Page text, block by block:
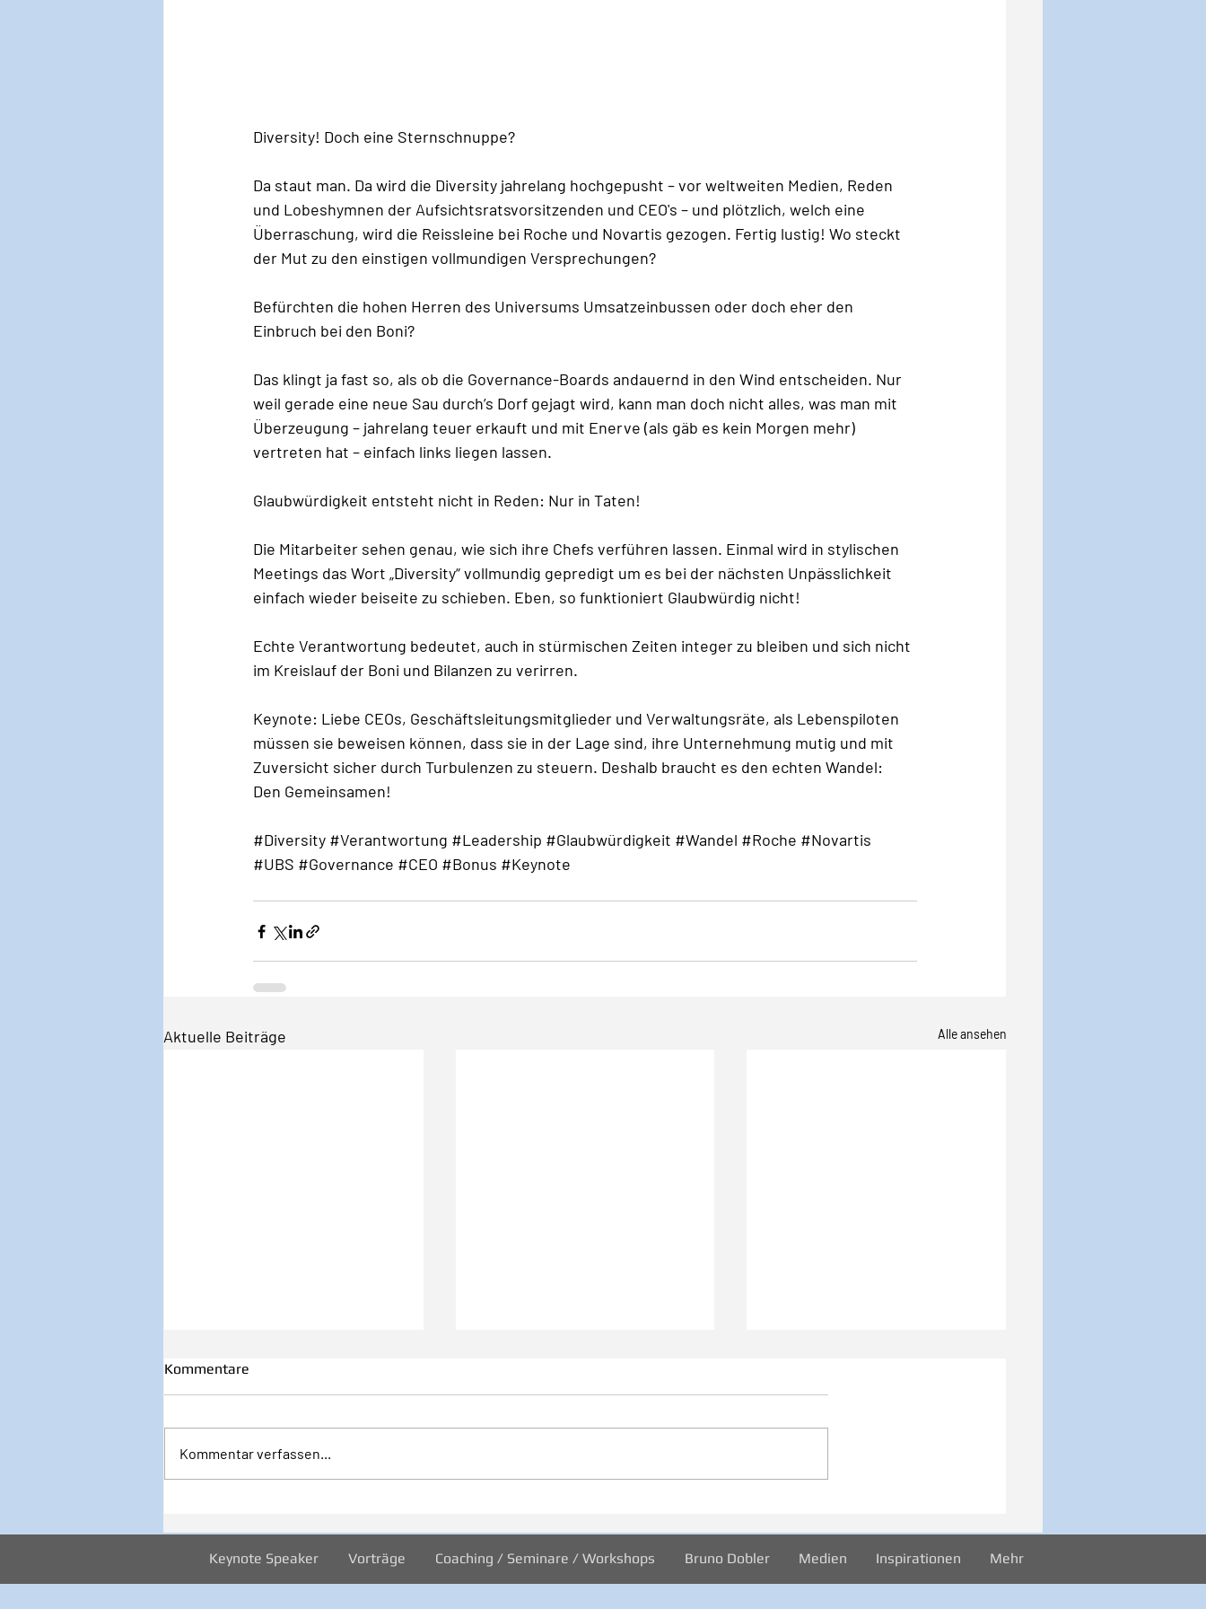
Diversity! Doch eine Sternschnuppe?
Da staut man. Da wird die Diversity jahrelang hochgepusht – vor weltweiten Medien, Reden
und Lobeshymnen der Aufsichtsratsvorsitzenden und CEO's – und plötzlich, welch eine
Überraschung, wird die Reissleine bei Roche und Novartis gezogen. Fertig lustig! Wo steckt
der Mut zu den einstigen vollmundigen Versprechungen?
Befürchten die hohen Herren des Universums Umsatzeinbussen oder doch eher den
Einbruch bei den Boni?
Das klingt ja fast so, als ob die Governance-Boards andauernd in den Wind entscheiden. Nur
weil gerade eine neue Sau durch’s Dorf gejagt wird, kann man doch nicht alles, was man mit
Überzeugung – jahrelang teuer erkauft und mit Enerve (als gäb es kein Morgen mehr)
vertreten hat – einfach links liegen lassen.
Glaubwürdigkeit entsteht nicht in Reden: Nur in Taten!
Die Mitarbeiter sehen genau, wie sich ihre Chefs verführen lassen. Einmal wird in stylischen
Meetings das Wort „Diversity“ vollmundig gepredigt um es bei der nächsten Unpässlichkeit
einfach wieder beiseite zu schieben. Eben, so funktioniert Glaubwürdig nicht!
Echte Verantwortung bedeutet, auch in stürmischen Zeiten integer zu bleiben und sich nicht
im Kreislauf der Boni und Bilanzen zu verirren.
Keynote: Liebe CEOs, Geschäftsleitungsmitglieder und Verwaltungsräte, als Lebenspiloten
müssen sie beweisen können, dass sie in der Lage sind, ihre Unternehmung mutig und mit
Zuversicht sicher durch Turbulenzen zu steuern. Deshalb braucht es den echten Wandel:
Den Gemeinsamen!
#Diversity #Verantwortung #Leadership #Glaubwürdigkeit #Wandel #Roche #Novartis
#UBS #Governance #CEO #Bonus #Keynote
Aktuelle Beiträge Alle ansehen
Kommentare
Kommentar verfassen...
Keynote Speaker Vorträge Coaching / Seminare / Workshops Bruno Dobler Medien Inspirationen Mehr